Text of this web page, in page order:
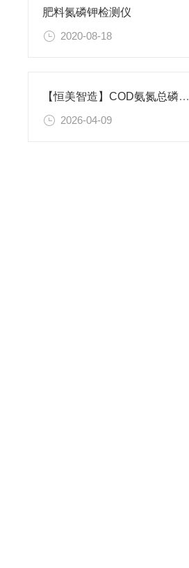
肥料氮磷钾检测仪
2020-08-18
【恒美智造】COD氨氮总磷检测仪-多参数水质检测仪性价比与售后全解析
2026-04-09